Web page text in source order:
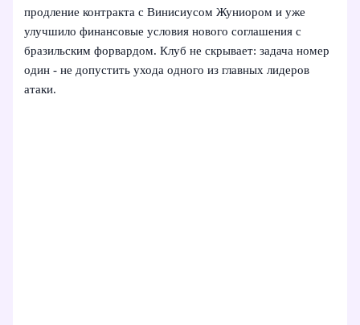
продление контракта с Винисиусом Жуниором и уже
улучшило финансовые условия нового соглашения с
бразильским форвардом. Клуб не скрывает: задача номер
один - не допустить ухода одного из главных лидеров
атаки.